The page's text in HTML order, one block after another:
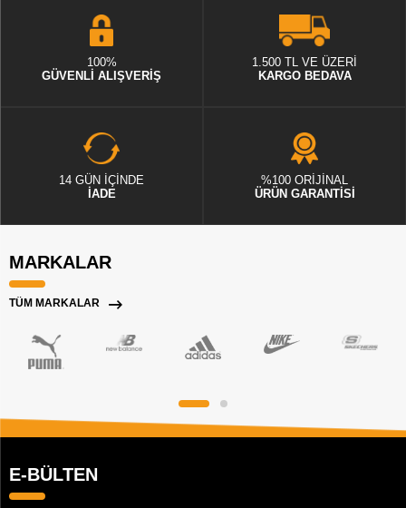
100%
GÜVENLİ ALIŞVERİŞ
1.500 TL VE ÜZERİ
KARGO BEDAVA
14 GÜN İÇİNDE
İADE
%100 ORİJİNAL
ÜRÜN GARANTİSİ
MARKALAR
TÜM MARKALAR
E-BÜLTEN